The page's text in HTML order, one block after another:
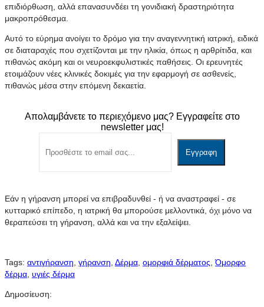
επιδιόρθωση, αλλά επανασυνδέει τη γονιδιακή δραστηριότητα
μακροπρόθεσμα.
Αυτό το εύρημα ανοίγει το δρόμο για την αναγεννητική ιατρική, ειδικά
σε διαταραχές που σχετίζονται με την ηλικία, όπως η αρθρίτιδα, και
πιθανώς ακόμη και οι νευροεκφυλιστικές παθήσεις. Οι ερευνητές
ετοιμάζουν νέες κλινικές δοκιμές για την εφαρμογή σε ασθενείς,
πιθανώς μέσα στην επόμενη δεκαετία.
Απολαμβάνετε το περιεχόμενο μας? Εγγραφείτε στο
newsletter μας!
Εάν η γήρανση μπορεί να επιβραδυνθεί - ή να αναστραφεί - σε
κυτταρικό επίπεδο, η ιατρική θα μπορούσε μελλοντικά, όχι μόνο να
θεραπεύσει τη γήρανση, αλλά και να την εξαλείψει.
Tags: αντιγήρανση γήρανση Δέρμα ομορφιά δέρματος ,Όμορφο
δέρμα υγιές δέρμα
Δημοσίευση: